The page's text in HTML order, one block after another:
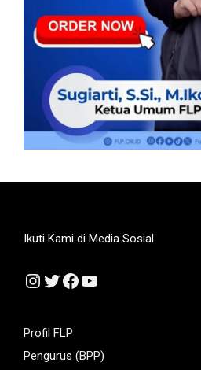
Ikuti Kami di Media Sosial
Instagram
Twitter
Facebook
YouTube
Profil FLP
Pengurus (BPP)